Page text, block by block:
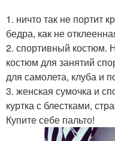
1. ничто так не портит
бедра, как не
2. спортивный костюм.
костюм для занятий
для самолета, клуба и
3. женская сумочка и
куртка с блестками,
Купите себе пальто!